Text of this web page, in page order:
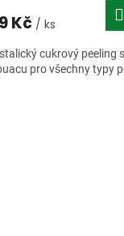
Kč / ks
cukrový peeling
pro všechny typy